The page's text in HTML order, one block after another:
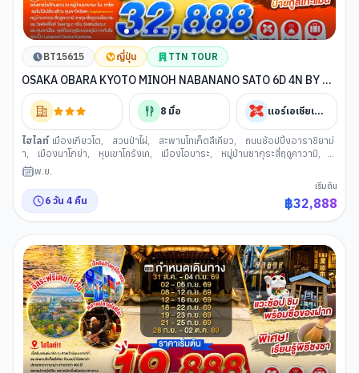
BT15615 ญี่ปุ่น TTN TOUR
OSAKA OBARA KYOTO MINOH NABANANO SATO 6D 4N BY XJ
-- NOV - DEC'26 -- ซุปตาร์...ชมพูเจอแดง...แรงเกินห้ามใจ
8 มื้อ แอร์เอเชียเอ็กซ์
ไฮไลท์ เมืองเกียวโต, สวนป่าไผ่, สะพานโทเก็ตสึเคียว,
ถนนช้อปปิ้งอาราชิยาม่
า, เมืองนาโกย่า, หุบเขาโครังเค, เมืองโอบาระ, หมู่บ้านซากุระสี่ฤดูคาวามิ,
เมืองเกโระ
อัน
วัด
คัตสึโอจิ, ปราสาทโอซาก้า
พ.ย.
6 วัน 4 คืน
เริ่มต้น
฿32,888